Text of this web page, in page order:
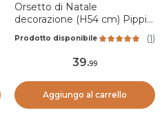
Orsetto di Natale
decorazione (H54 cm) Pippin
Prodotto disponibile (1)
39.99
Aggiungo al carrello